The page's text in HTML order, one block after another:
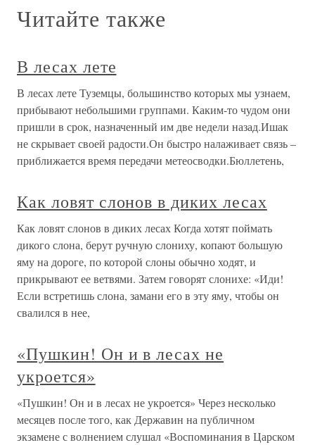
Читайте также
В лесах лете
В лесах лете Туземцы, большинство которых мы узнаем,
прибывают небольшими группами. Каким-то чудом они
пришли в срок, назначенный им две недели назад.Ишак
не скрывает своей радости.Он быстро налаживает связь –
приближается время передачи метеосводки.Бюллетень,
Как ловят слонов в диких лесах
Как ловят слонов в диких лесах Когда хотят поймать
дикого слона, берут ручную слониху, копают большую
яму на дороге, по которой слоны обычно ходят, и
прикрывают ее ветвями. Затем говорят слонихе: «Иди!
Если встретишь слона, замани его в эту яму, чтобы он
свалился в нее,
«Пушкин! Он и в лесах не
укроется»
«Пушкин! Он и в лесах не укроется» Через несколько
месяцев после того, как Державин на публичном
экзамене с волнением слушал «Воспоминания в Царском